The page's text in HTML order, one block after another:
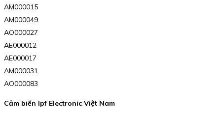
AM000015
AM000049
AO000027
AE000012
AE000017
AM000031
AO000083
Cảm biến Ipf Electronic Việt Nam